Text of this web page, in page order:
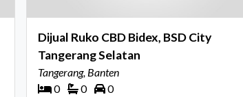
Dijual Ruko CBD Bidex, BSD City
Tangerang Selatan
Tangerang, Banten
0
0 0